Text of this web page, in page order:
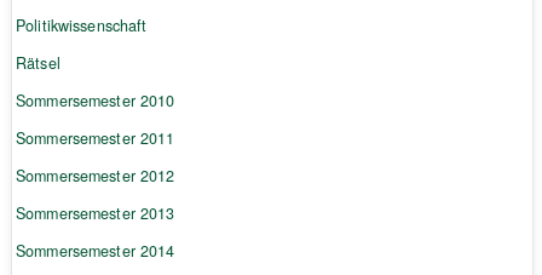
Politikwissenschaft
Rätsel
Sommersemester 2010
Sommersemester 2011
Sommersemester 2012
Sommersemester 2013
Sommersemester 2014